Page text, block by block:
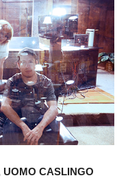
UOMO CASLINGO